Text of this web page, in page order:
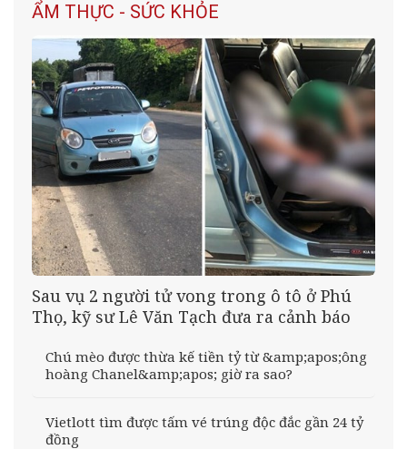
ẨM THỰC - SỨC KHỎE
Sau vụ 2 người tử vong trong ô tô ở Phú
Thọ, kỹ sư Lê Văn Tạch đưa ra cảnh báo
Chú mèo được thừa kế tiền tỷ từ &amp;apos;ông
hoàng Chanel&amp;apos; giờ ra sao?
Vietlott tìm được tấm vé trúng độc đắc gần 24 tỷ
đồng